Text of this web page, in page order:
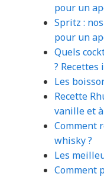
pour un
Spritz :
pour un
Quels
?
Les
Recette
vanille et
Comment
whisky ?
Les
Comment